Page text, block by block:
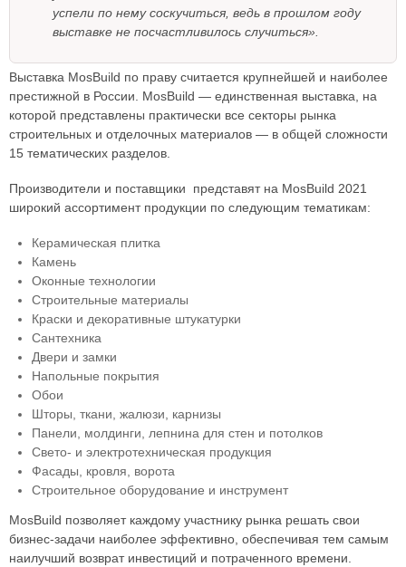
успели по нему соскучиться, ведь в прошлом году
выставке не посчастливилось случиться».
Выставка MosBuild по праву считается крупнейшей и наиболее
престижной в России. MosBuild — единственная выставка, на
которой представлены практически все секторы рынка
строительных и отделочных материалов — в общей сложности
15 тематических разделов.
Производители и поставщики представят на MosBuild 2021
широкий ассортимент продукции по следующим тематикам:
Керамическая плитка
Камень
Оконные технологии
Строительные материалы
Краски и декоративные штукатурки
Сантехника
Двери и замки
Напольные покрытия
Обои
Шторы, ткани, жалюзи, карнизы
Панели, молдинги, лепнина для стен и потолков
Свето- и электротехническая продукция
Фасады, кровля, ворота
Строительное оборудование и инструмент
MosBuild позволяет каждому участнику рынка решать свои
бизнес-задачи наиболее эффективно, обеспечивая тем самым
наилучший возврат инвестиций и потраченного времени.